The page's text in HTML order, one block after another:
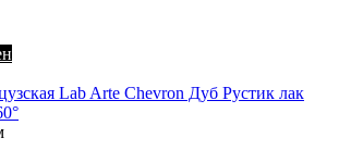
Lab Arte Chevron Дуб Рустик лак